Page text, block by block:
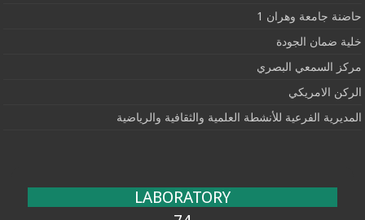
حاضنة جامعة وهران 1
خلية ضمان الجودة
مركز السمعي البصري
الركن الامريكي
المديرية الفرعية للأنشطة العلمية والثقافية والرياضية
LABORATORY